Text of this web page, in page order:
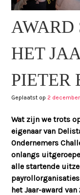
AWARD
HET
PIETER
Geplaatst op 2
Wat zijn we trots
eigenaar van
Ondernemers
onlangs
alle startende
het Jaar-award